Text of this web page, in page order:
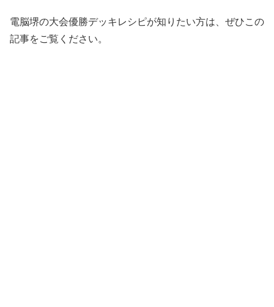
電脳堺の大会優勝デッキレシピが知りたい方は、ぜひこの
記事をご覧ください。